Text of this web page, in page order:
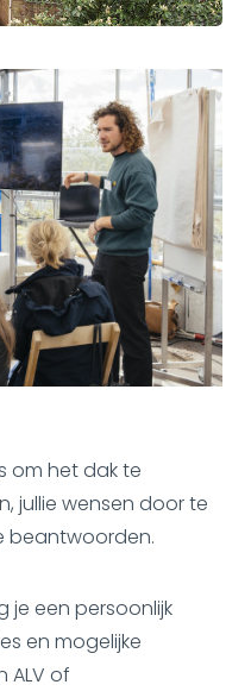
om het dak te
jullie wensen door te
beantwoorden.
je een persoonlijk
en mogelijke
ALV of